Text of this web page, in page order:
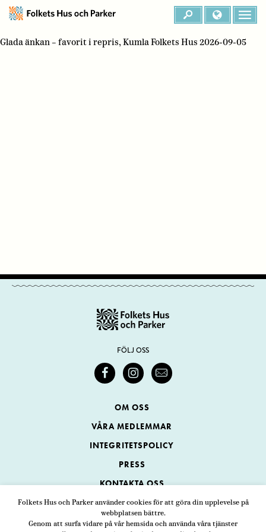
Folkets Hus och Parker använder cookies för att göra din upplevelse på
webbplatsen bättre.
Genom att surfa vidare på vår hemsida och använda våra tjänster
Glada änkan – favorit i repris, Kumla Folkets Hus 2026-09-05
FÖLJ OSS
OM OSS
VÅRA MEDLEMMAR
INTEGRITETSPOLICY
PRESS
KONTAKTA OSS
Folkets Hus och Parker